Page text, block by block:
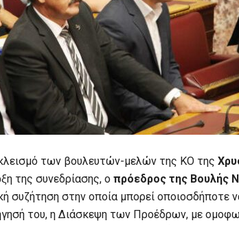
των βουλευτών-μελών της ΚΟ της
της συνεδρίασης, ο πρόεδρος της Βουλής
συζήτηση στην οποία μπορεί οποιοσδήποτε
του, η Διάσκεψη των Προέδρων, με